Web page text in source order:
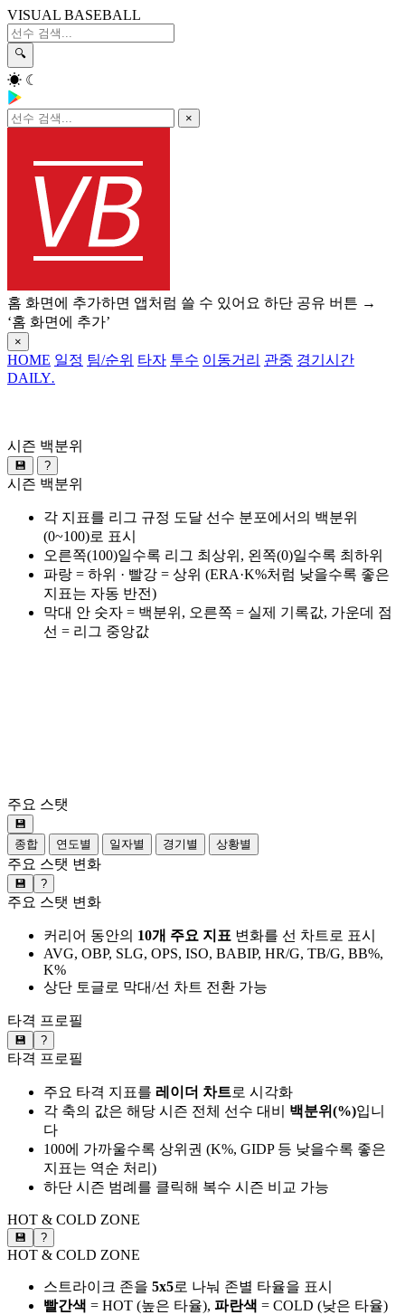
VISUAL BASEBALL
🔍
☀ ☾
×
홈 화면에 추가하면 앱처럼 쓸 수 있어요 하단 공유 버튼 →
‘홈 화면에 추가’
×
HOME 일정 팀/순위 타자 투수 이동거리 관중 경기시간
DAILY.
시즌 백분위
💾 ?
시즌 백분위
각 지표를 리그 규정 도달 선수 분포에서의 백분위
(0~100)로 표시
오른쪽(100)일수록 리그 최상위, 왼쪽(0)일수록 최하위
파랑 = 하위 · 빨강 = 상위 (ERA·K%처럼 낮을수록 좋은
지표는 자동 반전)
막대 안 숫자 = 백분위, 오른쪽 = 실제 기록값, 가운데 점
선 = 리그 중앙값
주요 스탯
💾
종합
연도별 일자별 경기별 상황별
주요 스탯 변화
💾 ?
주요 스탯 변화
커리어 동안의 10개 주요 지표 변화를 선 차트로 표시
AVG, OBP, SLG, OPS, ISO, BABIP, HR/G, TB/G, BB%,
K%
상단 토글로 막대/선 차트 전환 가능
타격 프로필
💾 ?
타격 프로필
주요 타격 지표를 레이더 차트로 시각화
각 축의 값은 해당 시즌 전체 선수 대비 백분위(%)입니
다
100에 가까울수록 상위권 (K%, GIDP 등 낮을수록 좋은
지표는 역순 처리)
하단 시즌 범례를 클릭해 복수 시즌 비교 가능
HOT & COLD ZONE
💾 ?
HOT & COLD ZONE
스트라이크 존을 5x5로 나눠 존별 타율을 표시
빨간색 = HOT (높은 타율), 파란색 = COLD (낮은 타율)